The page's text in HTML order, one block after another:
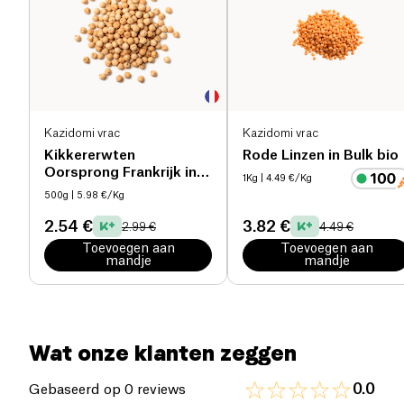
Kazidomi vrac
Kikkererwten
Oorsprong Frankrijk in
Bulk bio
500g | 5.98 €/Kg
2.54 € 2.99 €
Toevoegen aan
mandje
Kazidomi vrac
Rode Linzen in Bulk bio
1Kg | 4.49 €/Kg
3.82 € 4.49 €
Toevoegen aan
mandje
Of het nu gaat om een snelle lunch of een
evenwichtige avondmaaltijd, deze quinoa is de
ideale basis voor een gezonde en smakelijke
Eiwitten (g)
0.64 g
Wat onze klanten zeggen
Gebaseerd op 0 reviews 0.0